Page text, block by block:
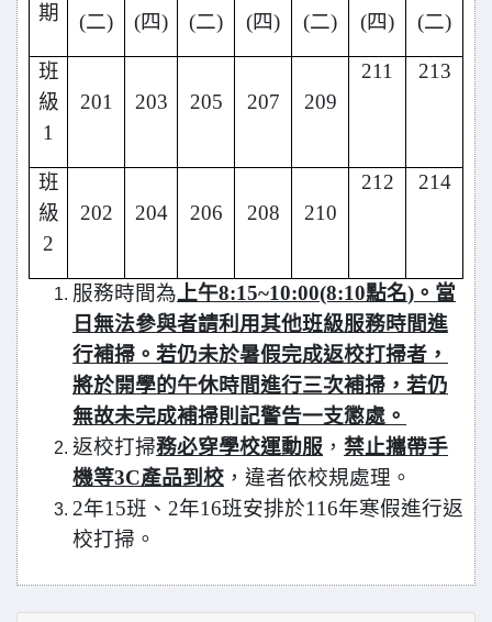
期
(二) (四) (二) (四) (二) (四) (二)
班
級
1
201 203 205 207 209
211 213
班
級
2
202 204 206 208 210
212 214
服務時間為上午8:15~10:00(8:10點名) 。當
日無法參與者請利用其他班級服務時間進
行補掃。若仍未於暑假完成返校打掃者，
將於開學的午休時間進行三次補掃，若仍
無故未完成補掃則記警告一支懲處。
返校打掃務必穿學校運動服 ， 禁止攜帶手
機等3C產品到校 ，違者依校規處理。
2年15班、 2年16班安排於116年寒假進行返
校打掃。